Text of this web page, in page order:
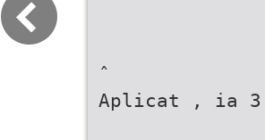
ˆ
Aplicat , ia 3.